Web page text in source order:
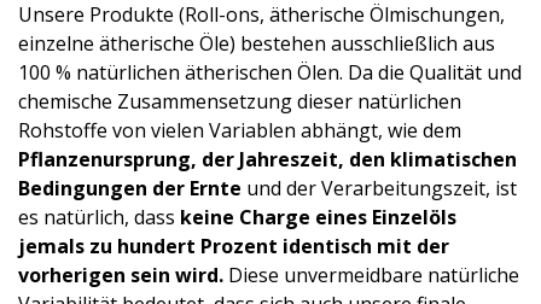
Unsere Produkte (Roll-ons, ätherische Ölmischungen,
einzelne ätherische Öle) bestehen ausschließlich aus
100 % natürlichen ätherischen Ölen. Da die Qualität und
chemische Zusammensetzung dieser natürlichen
Rohstoffe von vielen Variablen abhängt, wie dem
Pflanzenursprung, der Jahreszeit, den klimatischen
Bedingungen der Ernte und der Verarbeitungszeit, ist
es natürlich, dass keine Charge eines Einzelöls
jemals zu hundert Prozent identisch mit der
vorherigen sein wird. Diese unvermeidbare natürliche